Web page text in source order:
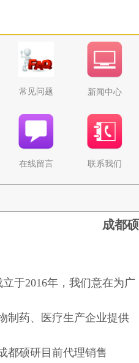
常见问题 新闻中心
在线留言 联系我们
成都硕
于2016年，我们意在为广
制药、医疗生产企业提供
都硕研目前代理销售